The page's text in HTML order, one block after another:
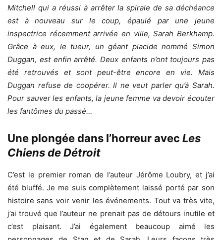
Mitchell qui a réussi à arrêter la spirale de sa déchéance
est à nouveau sur le coup, épaulé par une jeune
inspectrice récemment arrivée en ville, Sarah Berkhamp.
Grâce à eux, le tueur, un géant placide nommé Simon
Duggan, est enfin arrêté. Deux enfants n’ont toujours pas
été retrouvés et sont peut-être encore en vie. Mais
Duggan refuse de coopérer. Il ne veut parler qu’à Sarah.
Pour sauver les enfants, la jeune femme va devoir écouter
les fantômes du passé…
Une plongée dans l’horreur avec Les
Chiens de Détroit
C’est le premier roman de l’auteur Jérôme Loubry, et j’ai
été bluffé. Je me suis complètement laissé porté par son
histoire sans voir venir les événements. Tout va très vite,
j’ai trouvé que l’auteur ne prenait pas de détours inutile et
c’est plaisant. J’ai également beaucoup aimé les